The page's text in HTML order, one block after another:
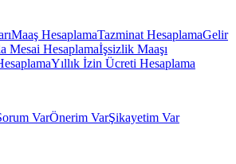
Maaş HesaplamaTazminat HesaplamaGelir
Mesai Hesaplamaİşsizlik Maaşı
Yıllık İzin Ücreti Hesaplama
VarÖnerim VarŞikayetim Var